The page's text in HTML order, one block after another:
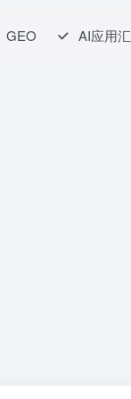
GEO AI应用汇